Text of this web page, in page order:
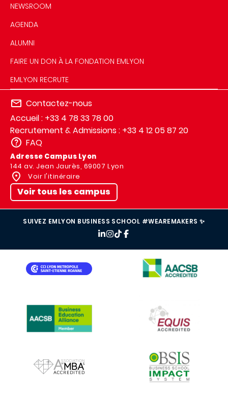
NEWSROOM
AGENDA
ALUMNI
FAIRE UN DON À LA FONDATION EMLYON
EMLYON RECRUTE
Contactez-nous
Accueil : +33 4 78 33 78 00
Recrutement & Admissions : +33 4 12 05 87 20
FAQ
Adresse Campus Lyon
144 av. Jean Jaurès, 69007 Lyon
Voir l'itinéraire
Voir tous les campus
SUIVEZ EMLYON BUSINESS SCHOOL #WEAREMAKERS ✨
IMAGE
IMAGE
IMAGE